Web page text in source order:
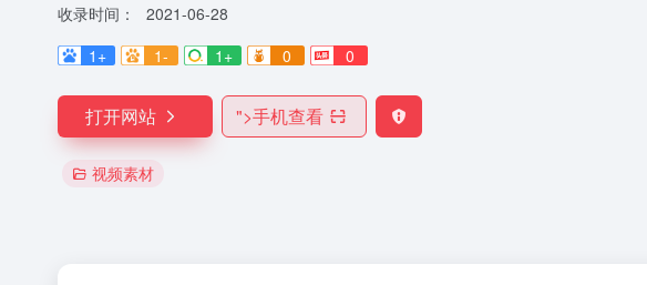
收录时间：
2021-06-28
1+
1- 1+ 0 0
打开网站 ">手机查看
视频素材